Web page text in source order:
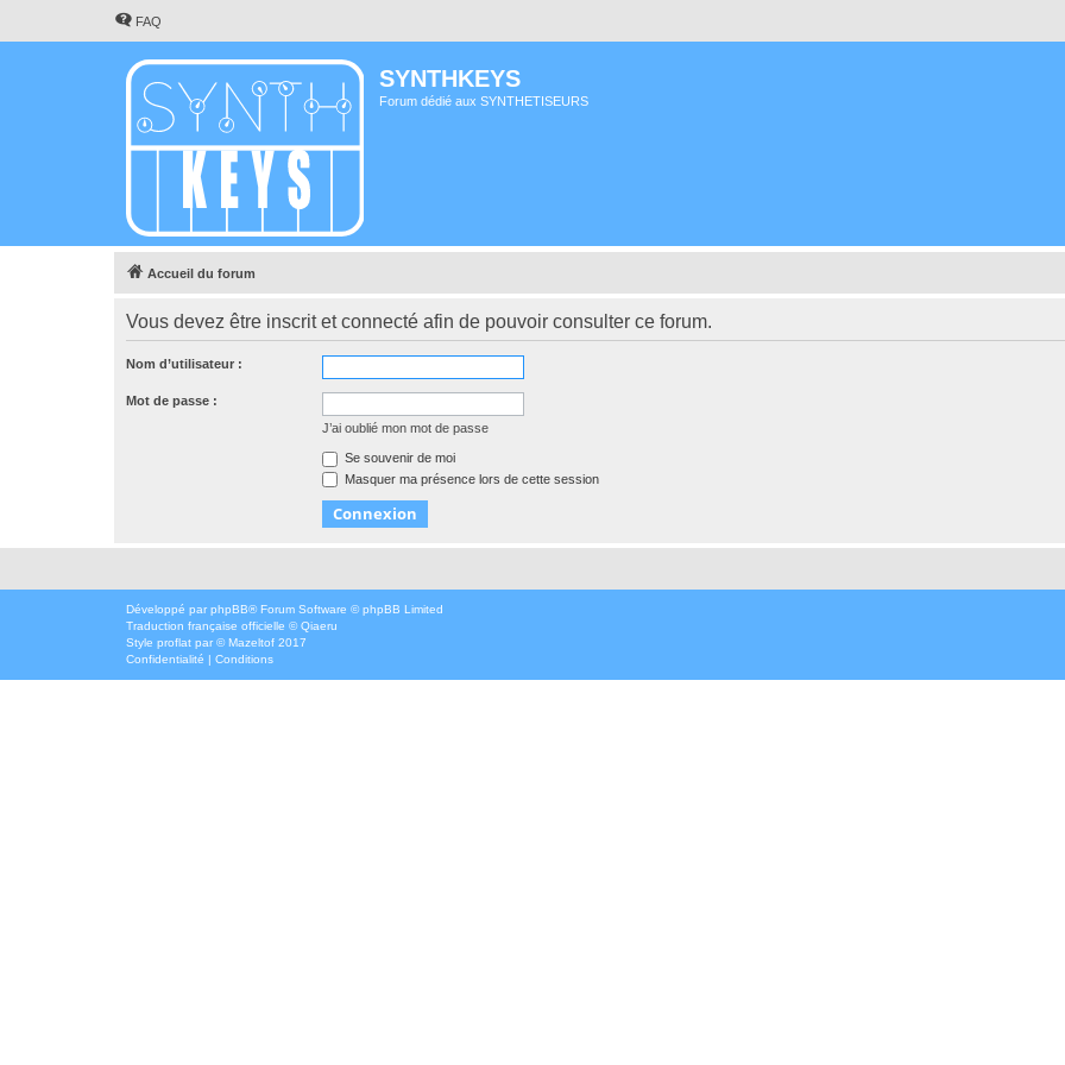
FAQ
SYNTHKEYS
Forum dédié aux SYNTHETISEURS
Accueil du forum
Vous devez être inscrit et connecté afin de pouvoir consulter ce forum.
Nom d’utilisateur :
Mot de passe :
J’ai oublié mon mot de passe
Se souvenir de moi
Masquer ma présence lors de cette session
Développé par phpBB® Forum Software © phpBB Limited
Traduction française officielle ©Qiaeru
Style proflat par ©Mazeltof 2017
Confidentialité | Conditions